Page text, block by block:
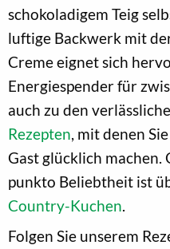
schokoladigem Teig
luftige Backwerk mit
Creme eignet sich
Energiespender für
auch zu den
Rezepten, mit denen
Gast glücklich machen.
punkto Beliebtheit ist
Country-Kuchen.
Folgen Sie unserem